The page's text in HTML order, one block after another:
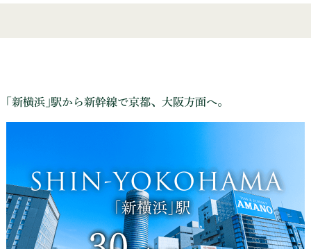
｢新横浜｣駅から新幹線で京都、大阪方面へ。